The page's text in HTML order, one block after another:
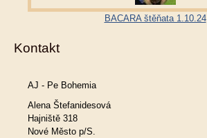
BACARA štěňata 1.10.24
Kontakt
AJ - Pe Bohemia
Alena Štefanidesová
Hajniště 318
Nové Město p/S.